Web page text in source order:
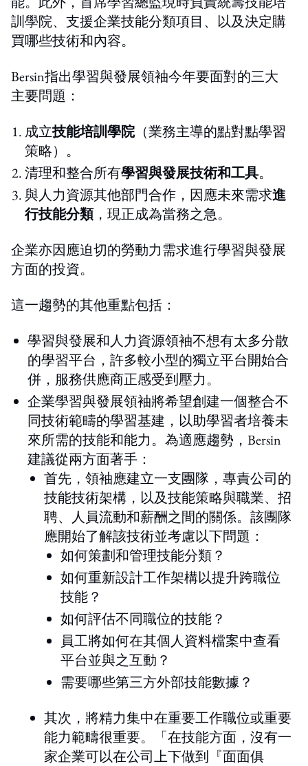
訓學院、支援企業技能分類項目、以及決定購
買哪些技術和內容。
Bersin指出學習與發展領袖今年要面對的三大
主要問題：
成立技能培訓學院（業務主導的點對點學習
策略）。
清理和整合所有學習與發展技術和工具。
與人力資源其他部門合作，因應未來需求進
行技能分類，現正成為當務之急。
企業亦因應迫切的勞動力需求進行學習與發展
方面的投資。
這一趨勢的其他重點包括：
學習與發展和人力資源領袖不想有太多分散
的學習平台，許多較小型的獨立平台開始合
併，服務供應商正感受到壓力。
企業學習與發展領袖將希望創建一個整合不
同技術範疇的學習基建，以助學習者培養未
來所需的技能和能力。為適應趨勢，Bersin
建議從兩方面著手：
首先，領袖應建立一支團隊，專責公司的
技能技術架構，以及技能策略與職業、招
聘、人員流動和薪酬之間的關係。該團隊
應開始了解該技術並考慮以下問題：
如何策劃和管理技能分類？
如何重新設計工作架構以提升跨職位
技能？
如何評估不同職位的技能？
員工將如何在其個人資料檔案中查看
平台並與之互動？
需要哪些第三方外部技能數據？
其次，將精力集中在重要工作職位或重要
能力範疇很重要。「在技能方面，沒有一
家企業可以在公司上下做到『面面俱